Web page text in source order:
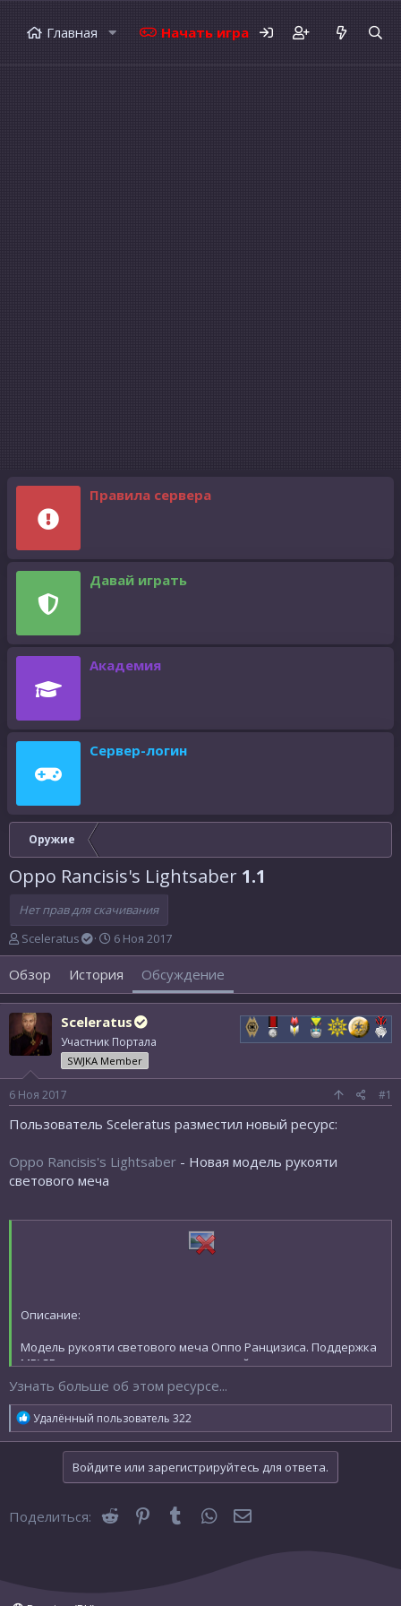
Главная Начать играть Форумы
Правила сервера
Давай играть
Академия
Сервер-логин
Оружие
Oppo Rancisis's Lightsaber 1.1
Нет прав для скачивания
А
в
т
р
т
е
м
Sceleratus
Д
а
т
н
а
ч
а
л
а
6 Ноя 2017
Обзор История Обсуждение
Sceleratus
Участник Портала
SWJKA Member
6 Ноя 2017 #1
Пользователь Sceleratus разместил новый ресурс:
Oppo Rancisis's Lightsaber - Новая модель рукояти
светового меча
Описание:
Модель рукояти светового меча Оппо Ранцизиса. Поддержка
MP\SP, для использования в одиночной игре введите в
консоли \helpusobi 1 затем \saber oposab.
Установка:
Поместите файл в директорию Jedi Academy\Gamedata\base
Узнать больше об этом ресурсе...
Р
е
а
:
Удалённый пользователь 322
Войдите или зарегистрируйтесь для ответа.
Поделиться: Reddit Pinterest
TumblrWhatsAppЭлектронная почта